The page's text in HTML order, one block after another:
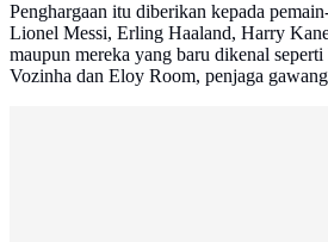
Penghargaan itu diberikan kepada
Lionel Messi, Erling Haaland, Harry
maupun mereka yang baru dikenal
Vozinha dan Eloy Room, penjaga